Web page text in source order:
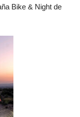
Bike & Night de